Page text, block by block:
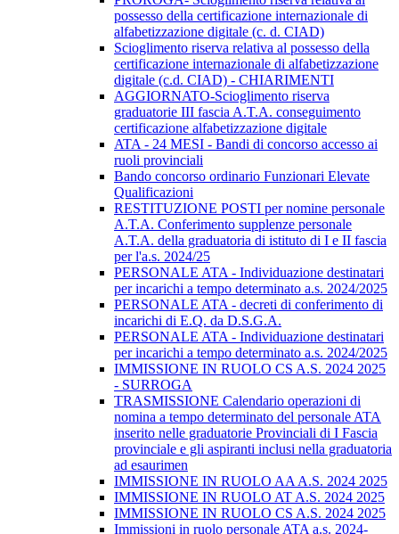
possesso della certificazione internazionale di
alfabetizzazione digitale (c. d. CIAD)
Scioglimento riserva relativa al possesso della
certificazione internazionale di alfabetizzazione
digitale (c.d. CIAD) - CHIARIMENTI
AGGIORNATO-Scioglimento riserva
graduatorie III fascia A.T.A. conseguimento
certificazione alfabetizzazione digitale
ATA - 24 MESI - Bandi di concorso accesso ai
ruoli provinciali
Bando concorso ordinario Funzionari Elevate
Qualificazioni
RESTITUZIONE POSTI per nomine personale
A.T.A. Conferimento supplenze personale
A.T.A. della graduatoria di istituto di I e II fascia
per l'a.s. 2024/25
PERSONALE ATA - Individuazione destinatari
per incarichi a tempo determinato a.s. 2024/2025
PERSONALE ATA - decreti di conferimento di
incarichi di E.Q. da D.S.G.A.
PERSONALE ATA - Individuazione destinatari
per incarichi a tempo determinato a.s. 2024/2025
IMMISSIONE IN RUOLO CS A.S. 2024 2025
- SURROGA
TRASMISSIONE Calendario operazioni di
nomina a tempo determinato del personale ATA
inserito nelle graduatorie Provinciali di I Fascia
provinciale e gli aspiranti inclusi nella graduatoria
ad esaurimen
IMMISSIONE IN RUOLO AA A.S. 2024 2025
IMMISSIONE IN RUOLO AT A.S. 2024 2025
IMMISSIONE IN RUOLO CS A.S. 2024 2025
Immissioni in ruolo personale ATA a.s. 2024-